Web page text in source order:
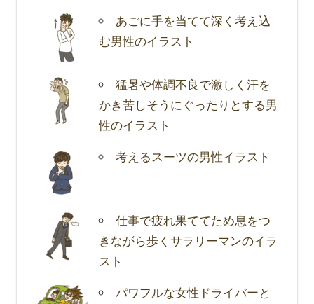
あごに手を当てて深く考え込
む男性のイラスト
猛暑や体調不良で激しく汗を
かき苦しそうにぐったりとする男
性のイラスト
考えるスーツの男性イラスト
仕事で疲れ果ててため息をつ
きながら歩くサラリーマンのイラ
スト
パワフルな女性ドライバーと